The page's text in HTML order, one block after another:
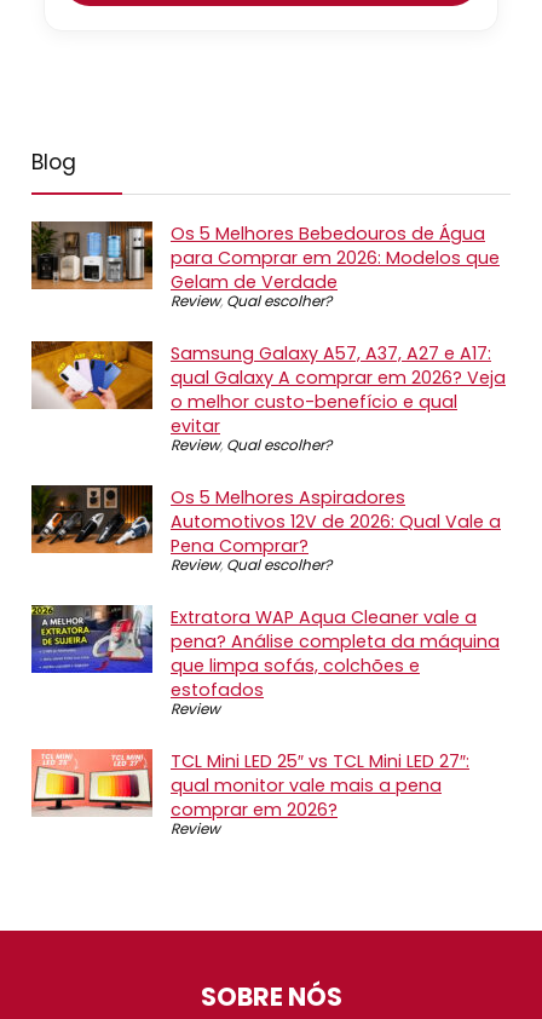
Blog
Os 5 Melhores Bebedouros de Água
para Comprar em 2026: Modelos que
Gelam de Verdade
Review, Qual escolher?
Samsung Galaxy A57, A37, A27 e A17:
qual Galaxy A comprar em 2026? Veja
o melhor custo-benefício e qual
evitar
Review, Qual escolher?
Os 5 Melhores Aspiradores
Automotivos 12V de 2026: Qual Vale a
Pena Comprar?
Review, Qual escolher?
Extratora WAP Aqua Cleaner vale a
pena? Análise completa da máquina
que limpa sofás, colchões e
estofados
Review
TCL Mini LED 25″ vs TCL Mini LED 27″:
qual monitor vale mais a pena
comprar em 2026?
Review
SOBRE NÓS